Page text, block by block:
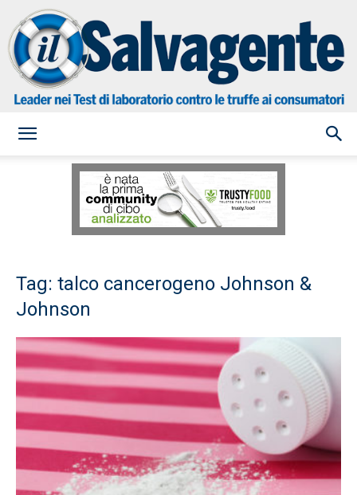
Salvagente
Tag: talco cancerogeno Johnson &
Johnson